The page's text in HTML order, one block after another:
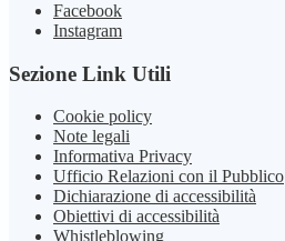
Facebook
Instagram
Sezione Link Utili
Cookie policy
Note legali
Informativa Privacy
Ufficio Relazioni con il Pubblico
Dichiarazione di accessibilità
Obiettivi di accessibilità
Whistleblowing